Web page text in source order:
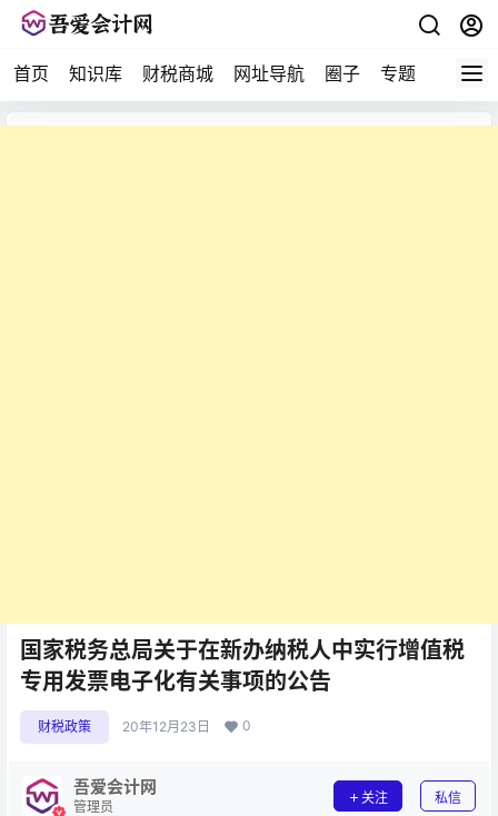
首页 知识库 财税商城 网址导航 圈子 专题 会计问
国家税务总局关于在新办纳税人中实行增值税
专用发票电子化有关事项的公告
财税政策 20年12月23日 0
吾爱会计网
管理员
关注 私信